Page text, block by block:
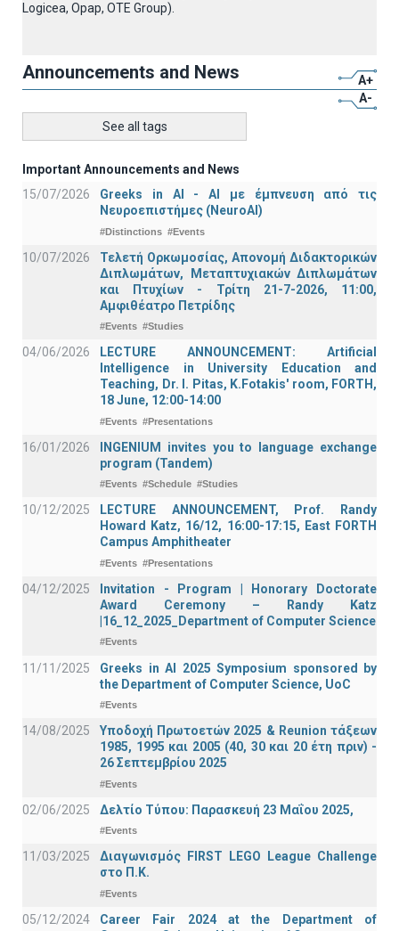
Logicea, Opap, OTE Group).
Announcements and News
A+
A-
See all tags
Important Announcements and News
15/07/2026
Greeks in AI - ΑΙ με έμπνευση από τις
Νευροεπιστήμες (NeuroAI)
#Distinctions #Events
10/07/2026
Τελετή Ορκωμοσίας, Απονομή Διδακτορικών
Διπλωμάτων, Μεταπτυχιακών Διπλωμάτων
και Πτυχίων - Τρίτη 21-7-2026, 11:00,
Αμφιθέατρο Πετρίδης
#Events #Studies
04/06/2026
LECTURE ANNOUNCEMENT: Artificial
Intelligence in University Education and
Teaching, Dr. I. Pitas, K.Fotakis' room, FORTH,
18 June, 12:00-14:00
#Events #Presentations
16/01/2026
INGENIUM invites you to language exchange
program (Tandem)
#Events #Schedule #Studies
10/12/2025
LECTURE ANNOUNCEMENT, Prof. Randy
Howard Katz, 16/12, 16:00-17:15, East FORTH
Campus Amphitheater
#Events #Presentations
04/12/2025
Invitation - Program | Honorary Doctorate
Award Ceremony – Randy Katz
|16_12_2025_Department of Computer Science
#Events
11/11/2025
Greeks in AI 2025 Symposium sponsored by
the Department of Computer Science, UoC
#Events
14/08/2025
Υποδοχή Πρωτοετών 2025 & Reunion τάξεων
1985, 1995 και 2005 (40, 30 και 20 έτη πριν) -
26 Σεπτεμβρίου 2025
#Events
02/06/2025 Δελτίο Τύπου: Παρασκευή 23 Μαΐου 2025,
#Events
11/03/2025
Διαγωνισμός FIRST LEGO League Challenge
στο Π.Κ.
#Events
05/12/2024
Career Fair 2024 at the Department of